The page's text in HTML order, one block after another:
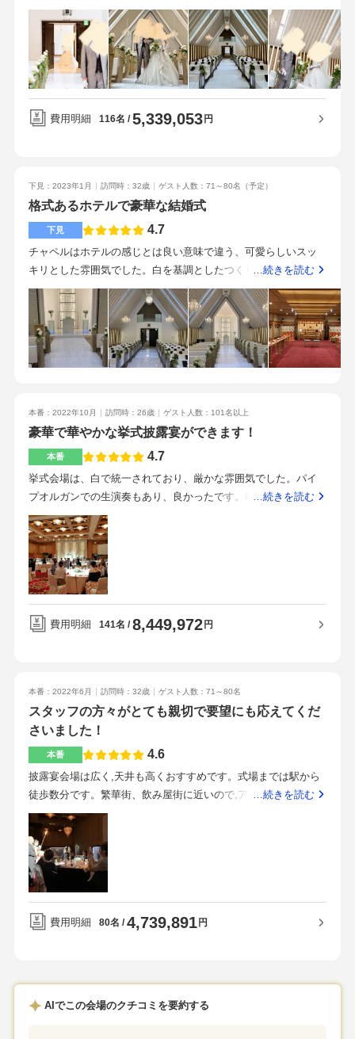
る上質なホテルウエディングである事、新郎新婦には朝食付き
の宿泊がプレゼントな事と、更に1周年ディナーもプレゼントな
事です。チャペルも白くてとても可愛く、ガーデンがあるのも
魅力だと思いました。遠方の方、ホテルウエディング希望の
方、駅近希望の方はおすすめです。
できるそうです。80人ゲストを呼べました。平安の間 縁 は
何と言ってもゴージャスです！芸能人の結婚式会場みたいと何
人にも言われるほど重厚感があります。和風ですが、セットを
洋風にしても違和感なく豪華にできます。天井高なので、天井
に向かってキラキラテープが飛び上がる演出もできましたし、
プロジェクションマッピングも座るゲストに光が掛からず、壁
一面に大迫力でできました。また全卓の中心のお花に光を天井
言っていましたので。披露宴会場のロビーもじゅうたんが鮮や
かで綺麗すぎます。会場の美しさも決めてのトップです！予定
よりも時間節約で持ち込みをやめたので、ペーパー関係は上が
りました。高いですが値段に伴う上質なものです。料理は上げ
ました。こだわりだったので。美味しいから満足です。オープ
格は激上がりです。でも、プロフィールムービーと当日撮り下
ろしエンディングムービーがサービスになりました！だから全
て動画関係はプロにお任せしました。出来が素晴らしく、満足
です。ゲーム演出も入れたので値上がりです。ゲストが近づく
楽しいものになったので、してよかったです。基本的に全てが
のばかりでした。価格で迷いながらも何かグレードを上げたり
したら、他の特典を付けてくれることが多く、安くするのは難
のチャペルの庭で頼んでいなかったシャボン玉演出がなされて
いて、あとから動画を見て気付くという感じで、さりげないサ
ービスも素晴らしいです。とにかく美味しすぎます！洋メニュ
ーが、どのお皿も、メインの食材だけでなくソース一つ野菜一
つにとっても、細かに工夫が施され、とても美味しいです。で
すが、和メニューも美味しすぎました。こんなに美味しい真鯛
のお造りや鰻巻きの前菜など食べたことがなく、これは全年齢
のゲストに喜んでもらえる！と思い、洋メニューアップグレー
ドではなく、和洋折衷メニューへの変更アップグレードに決め
ました。メインのお肉はなんとフランベショー付き。ゲストが
うですが、肉自体の旨みと絶妙な焼き加減が楽しめるね！との
ことで、変更せずに決めました。料理はここの式場にした決め
ての一つです！博多駅近くの中洲川端駅地下鉄の目の前です
し、リバレインとも繋がって行けます。そこのアンパンマンミ
ュージアムでゲストの旦那さんが子どもと遊んで式が終わるの
を待ってくれたとも聞きました。バスでも来れます。ホテルな
してくれました。すぐそばの中洲川端商店街にゲストは式後飲
みに行ったそうです。周りにもビジネスホテルより良いホテル
が多くあるので、遠方ゲストの宿も早め予約なら用意しやすか
ったです。素晴らしいです。フェアで対応していただいた方が
そのままプランナーさんになってくれてさらに安心でした。プ
ランナーさんは細かに丁寧にじっくり待ってくれる感じです
室の授乳控室を無料でお名前の看板付きで用意してくれまし
費用明細 116名 5,339,053円
下見：2023年1月 訪問時：32歳 ゲスト人数：71～80名 （予定）
格式あるホテルで豪華な結婚式
下見 4.7
チャペルはホテルの感じとは良い意味で違う、可愛らしいスッ
キリとした雰囲気でした。白を基調としたつくりで清潔感があ
り、後ろの席までしっかりとゲストのお顔が見える広さでし
た。神殿は厳かな雰囲気で、和風な式をしたい方には是非おす
すめです。とても広いです。天井も高く、派手な豪華さではな
くとても上品な雰囲気でした。高砂からは会場をしっかりと見
渡せました。1つ下のフロアにある少しコンパクトな披露宴会場
とやはり、格式があるのでそれなりのお値段になりますが、ホ
テルのネームバリュー、サービスや料理を考えると高くはない
とおもいます。融通が利きそうなところもありましたので、交
とても華やかで美味しく頂きました。お料理のこだわりが味か
らも伝わってくるので、ゲストの方々も満足していただけると
思います。メイン肉料理のフランベサービスはインパクトがあ
り、素敵な演出でした。駅から地下道直結。天候に左右される
ことなくアクセスはとてもよいです。街中のホテルの為、周り
の景色はビル群ですが、中にいれば全く気になりません。とて
も感じがよく丁寧に案内してくださいました。こちらの質問に
も一つずつ答えてくださりとても参考になりました。フロント
での対応含め、素晴らしかったです。一流ホテルのスタッフさ
合わせすることなく移動ができます。広いホテル内での移動で
すが、必要な場所がコンパクトにあるので大変そうな感じはな
かったです。格式があるホテルで厳格な式をあげたい方にはお
…続きを読む
本番：2022年10月 訪問時：26歳 ゲスト人数：101名以上
豪華で華やかな挙式披露宴ができます！
本番 4.7
挙式会場は、白で統一されており、厳かな雰囲気でした。パイ
プオルガンでの生演奏もあり、良かったです。収容人数は80人
ほどでした。披露宴会場は、天井がとても高く、ゴージャスな
雰囲気でした。クランツの会場は、緑が多く、厳かな雰囲気に
合うようなお花や緑の置き方をして下さっていたので、とても
満足しています。プロジェクションマッピングをしたり、大き
なプロジェクターも2つおいて下さったりして、参列者の皆様は
とても楽しかったと言っていました。プロジェクションマッピ
ングでお金がかかりました。あと、私が選んだドレスが高いも
め、とても良かったです。中洲川端駅と直結しているため、福
岡空港や博多駅からとてもアクセスが良いです。雨でも濡れる
ことがないです。スタッフの皆さんは、きちんと教育されてお
り、参列者の方一人一人に細かく気配りをして下さったため、
とても良かったです。プランナーさんがとにかく一生懸命で、
私たちのために色々な提案をして下さったため、自分たちの想
クラでしか取り扱っていないドレスのブランドがあること。ホ
テルの部屋も広く快適で、朝ごはんも豪華でとても美味しかっ
た。
…続きを読む
費用明細 141名 8,449,972円
本番：2022年6月 訪問時：32歳 ゲスト人数：71～80名
スタッフの方々がとても親切で要望にも応えてくだ
さいました！
本番 4.6
披露宴会場は広く,天井も高くおすすめです。式場までは駅から
徒歩数分です。繁華街、飲み屋街に近いので,アクセス良好で
す。周辺は海や山などの自然こそありませんが,ビルなどが多い
ため,夜景はきれいです。スタッフの印象はとてもいいです。皆
様,明るく挨拶してくださいます。お話してくださる方だけでは
なく,たくさん方が挨拶に来られます。式場は厳かなところが気
に入りました。駅近でもあり,アクセス良好で,目上の方々や遠方
の方には嬉しい環境だと思います。控室もしっかり広いところ
で,ゆっくり待機出来ました。披露宴会場の雰囲気や余興とかを
…続きを読む
費用明細 80名 4,739,891円
AIでこの会場のクチコミを要約する